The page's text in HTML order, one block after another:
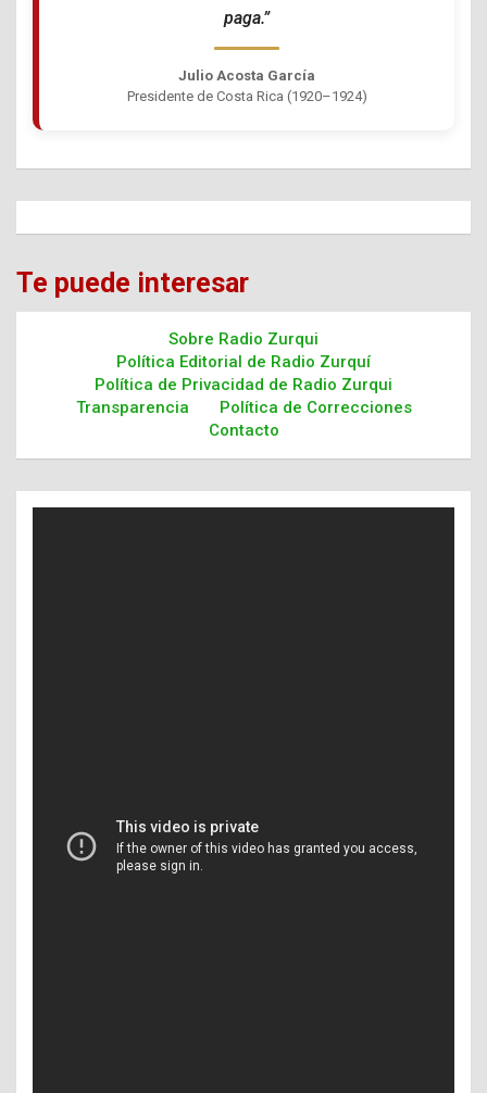
paga.”
Julio Acosta García
Presidente de Costa Rica (1920–1924)
Te puede interesar
Sobre Radio Zurqui
Política Editorial de Radio Zurquí
Política de Privacidad de Radio Zurqui
Transparencia
Política de Correcciones
Contacto